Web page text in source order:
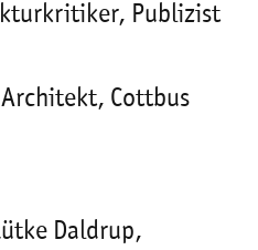
Publizist
Cottbus
Daldrup,